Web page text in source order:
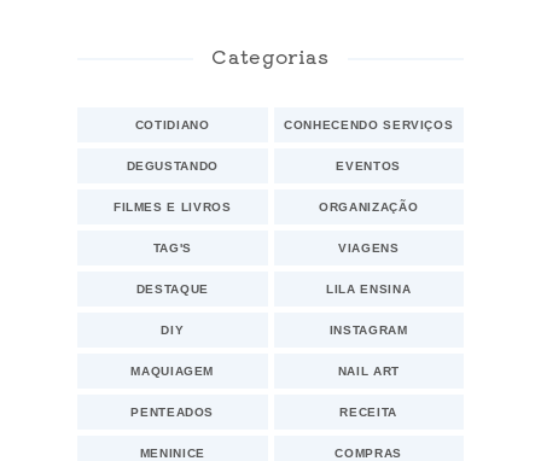
Categorias
COTIDIANO CONHECENDO SERVIÇOS
DEGUSTANDO EVENTOS
FILMES E LIVROS ORGANIZAÇÃO
TAG'S VIAGENS
DESTAQUE LILA ENSINA
DIY INSTAGRAM
MAQUIAGEM NAIL ART
PENTEADOS RECEITA
MENINICE COMPRAS